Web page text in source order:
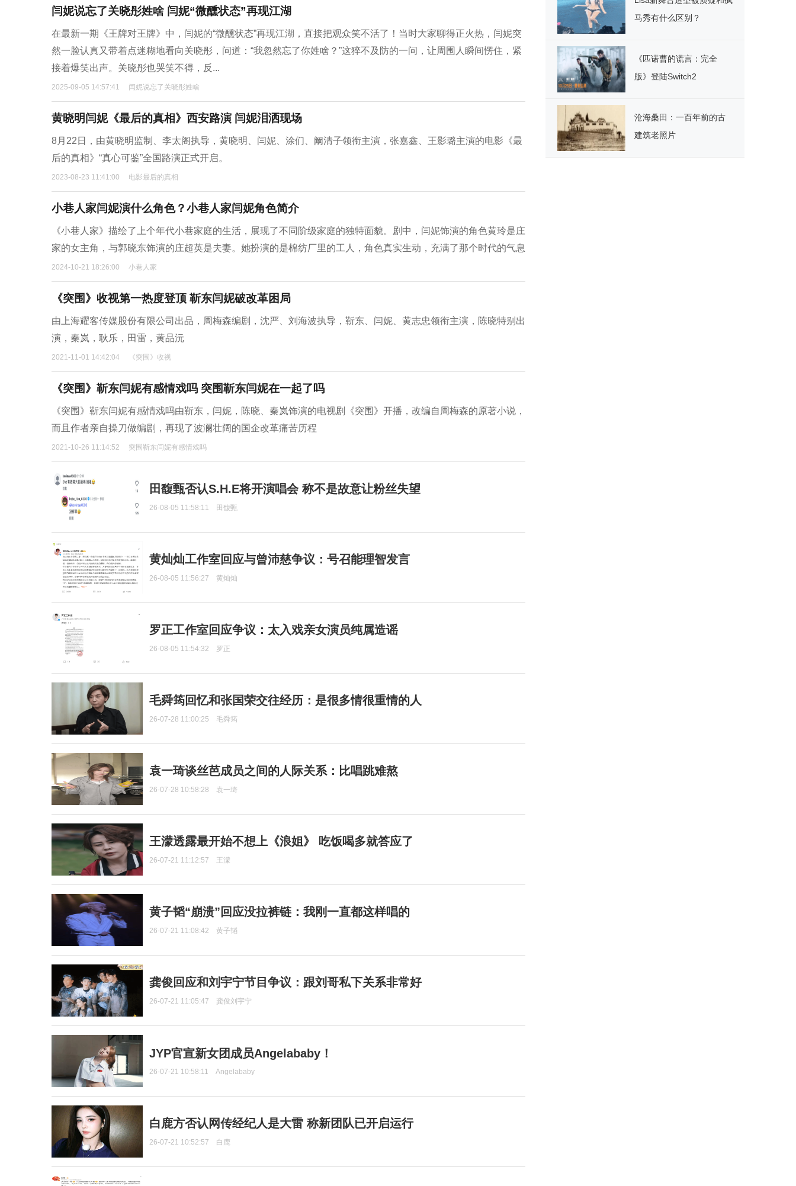
闫妮说忘了关晓彤姓啥 闫妮“微醺状态”再现江湖
在最新一期《王牌对王牌》中，闫妮的“微醺状态”再现江湖，直接把观众笑不活了！当时大家聊得正火热，闫妮突
然一脸认真又带着点迷糊地看向关晓彤，问道：“我忽然忘了你姓啥？”这猝不及防的一问，让周围人瞬间愣住，紧
接着爆笑出声。关晓彤也哭笑不得，反...
2025-09-05 14:57:41 闫妮说忘了关晓彤姓啥
黄晓明闫妮《最后的真相》西安路演 闫妮泪洒现场
8月22日，由黄晓明监制、李太阁执导，黄晓明、闫妮、涂们、阚清子领衔主演，张嘉鑫、王影璐主演的电影《最
后的真相》“真心可鉴”全国路演正式开启。
2023-08-23 11:41:00 电影最后的真相
小巷人家闫妮演什么角色？小巷人家闫妮角色简介
《小巷人家》描绘了上个年代小巷家庭的生活，展现了不同阶级家庭的独特面貌。剧中，闫妮饰演的角色黄玲是庄
家的女主角，与郭晓东饰演的庄超英是夫妻。她扮演的是棉纺厂里的工人，角色真实生动，充满了那个时代的气息
2024-10-21 18:26:00 小巷人家
《突围》收视第一热度登顶 靳东闫妮破改革困局
由上海耀客传媒股份有限公司出品，周梅森编剧，沈严、刘海波执导，靳东、闫妮、黄志忠领衔主演，陈晓特别出
演，秦岚，耿乐，田雷，黄品沅
2021-11-01 14:42:04 《突围》收视
《突围》靳东闫妮有感情戏吗 突围靳东闫妮在一起了吗
《突围》靳东闫妮有感情戏吗由靳东，闫妮，陈晓、秦岚饰演的电视剧《突围》开播，改编自周梅森的原著小说，
而且作者亲自操刀做编剧，再现了波澜壮阔的国企改革痛苦历程
2021-10-26 11:14:52 突围靳东闫妮有感情戏吗
田馥甄否认S.H.E将开演唱会 称不是故意让粉丝失望
26-08-05 11:58:11 田馥甄
黄灿灿工作室回应与曾沛慈争议：号召能理智发言
26-08-05 11:56:27 黄灿灿
罗正工作室回应争议：太入戏亲女演员纯属造谣
26-08-05 11:54:32 罗正
毛舜筠回忆和张国荣交往经历：是很多情很重情的人
26-07-28 11:00:25 毛舜筠
袁一琦谈丝芭成员之间的人际关系：比唱跳难熬
26-07-28 10:58:28 袁一琦
王濛透露最开始不想上《浪姐》 吃饭喝多就答应了
26-07-21 11:12:57 王濛
黄子韬“崩溃”回应没拉裤链：我刚一直都这样唱的
26-07-21 11:08:42 黄子韬
龚俊回应和刘宇宁节目争议：跟刘哥私下关系非常好
26-07-21 11:05:47 龚俊刘宇宁
JYP官宣新女团成员Angelababy！
26-07-21 10:58:11 Angelababy
白鹿方否认网传经纪人是大雷 称新团队已开启运行
26-07-21 10:52:57 白鹿
马秀有什么区别？
《匹诺曹的谎言：完全
版》登陆Switch2
沧海桑田：一百年前的古
建筑老照片